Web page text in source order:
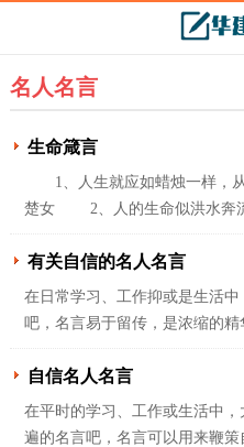
名人名言
生命箴言
1、人生就应如蜡烛一样，
楚女 2、人的生命似洪水奔
有关自信的名人名言
在日常学习、工作抑或是生活
吧，名言易于留传，是浓缩的精
自信名人名言
在平时的学习、工作或生活中
遍的名言吧，名言可以用来鞭策